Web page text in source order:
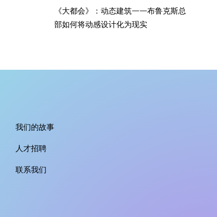
《大都会》：动态建筑——布鲁克斯总
部如何将动感设计化为现实
我们的故事
人才招聘
联系我们